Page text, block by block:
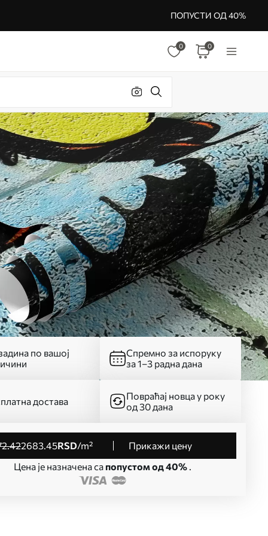
ПОПУСТИ ОД 40%
0 0
по вашој
Спремно за испоруку
за 1–3 радна дана
достава
Повраћај новца у року
од 30 дана
.422683.45RSD/m²
Прикажи цену
Цена је назначена са попустом од 40%.